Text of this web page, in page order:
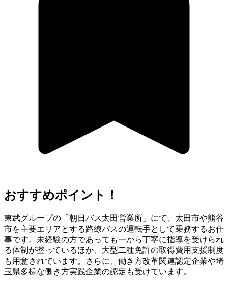
おすすめポイント！
東武グループの「朝日バス太田営業所」にて、太田市や熊谷
市を主要エリアとする路線バスの運転手として乗務するお仕
事です。未経験の方であっても一から丁寧に指導を受けられ
る体制が整っているほか、大型二種免許の取得費用支援制度
も用意されています。さらに、働き方改革関連認定企業や埼
玉県多様な働き方実践企業の認定も受けています。